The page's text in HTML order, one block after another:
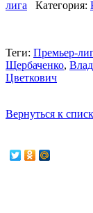
лига
Категория:
Теги: Премьер-
Щербаченко,
Цветкович
Вернуться к